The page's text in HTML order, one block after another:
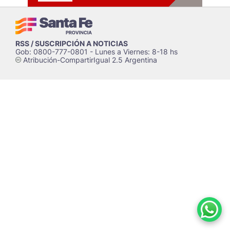
RSS / SUSCRIPCIÓN A NOTICIAS
Gob: 0800-777-0801 - Lunes a Viernes: 8-18 hs
cAtribución-CompartirIgual 2.5 Argentina